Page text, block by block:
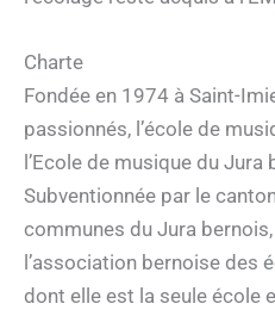
Charte
Fondée en 1974 à Saint-
passionnés, l’école de
l’Ecole de musique du Jura
Subventionnée par le
communes du Jura
l’association bernoise des
dont elle est la seule école